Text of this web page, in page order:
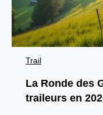
Trail
La Ronde des
traileurs en